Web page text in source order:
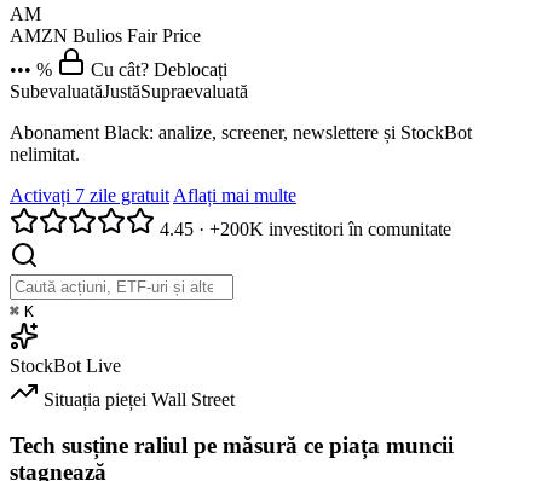
AM
AMZN Bulios Fair Price
••• %
Cu cât? Deblocați
SubevaluatăJustăSupraevaluată
Abonament Black: analize, screener, newslettere și StockBot
nelimitat.
Activați 7 zile gratuit Aflați mai multe
4.45 · +200K investitori în comunitate
⌘ K
StockBot Live
Situația pieței Wall Street
Tech susține raliul pe măsură ce piața muncii
stagnează